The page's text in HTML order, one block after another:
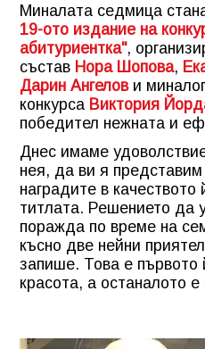
Миналата седмица
19-ото издание на
абитуриентка",
състав Нора Шопова,
Дарин Ангелови
конкурса Виктория
победител нежната и
Днес имаме
нея, да ви я
наградите в качеството
титлата. Решението да
поражда по време на
късно две нейни
запише. Това е първото
красота, а останалото е